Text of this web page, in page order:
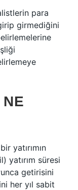
para
girmediğini
yatırımın
yatırım süresi
getirisini
her yıl sabit